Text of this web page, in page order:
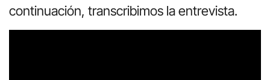
continuación, transcribimos la entrevista.